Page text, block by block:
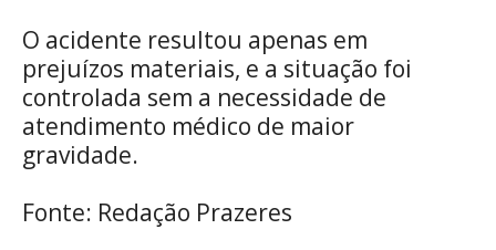
O acidente resultou apenas em
prejuízos materiais, e a situação foi
controlada sem a necessidade de
atendimento médico de maior
gravidade.
Fonte: Redação Prazeres